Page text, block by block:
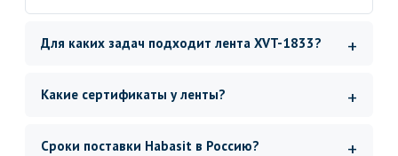
Для каких задач подходит лента XVT-1833?
Какие сертификаты у ленты?
Сроки поставки Habasit в Россию?